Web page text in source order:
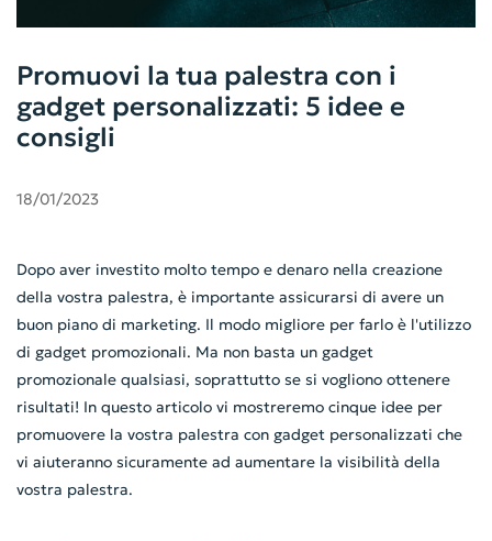
Promuovi la tua palestra con i
gadget personalizzati: 5 idee e
consigli
18/01/2023
Dopo aver investito molto tempo e denaro nella creazione
della vostra palestra, è importante assicurarsi di avere un
buon piano di marketing. Il modo migliore per farlo è l'utilizzo
di gadget promozionali. Ma non basta un gadget
promozionale qualsiasi, soprattutto se si vogliono ottenere
risultati! In questo articolo vi mostreremo cinque idee per
promuovere la vostra palestra con gadget personalizzati che
vi aiuteranno sicuramente ad aumentare la visibilità della
vostra palestra.